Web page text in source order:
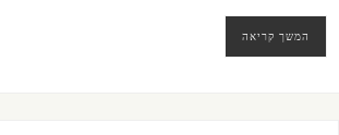
המשך קריאה